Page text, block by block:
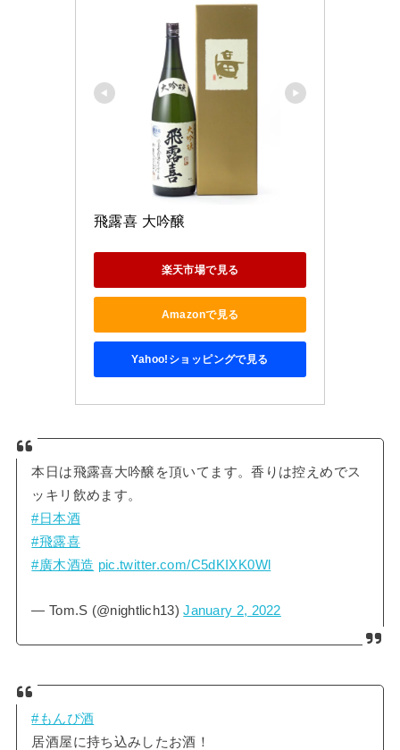
飛露喜 大吟醸
楽天市場で見る
Amazonで見る
Yahoo!ショッピングで見る
本日は飛露喜大吟醸を頂いてます。香りは控えめでス
ッキリ飲めます。
#日本酒
#飛露喜
#廣木酒造 pic.twitter.com/C5dKIXK0Wl
— Tom.S (@nightlich13)January 2, 2022
#もんぴ酒
居酒屋に持ち込みしたお酒！